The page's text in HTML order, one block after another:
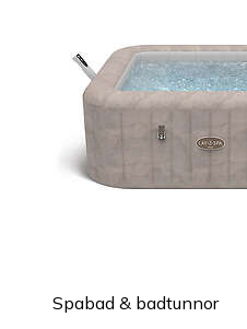
Spabad & badtunnor